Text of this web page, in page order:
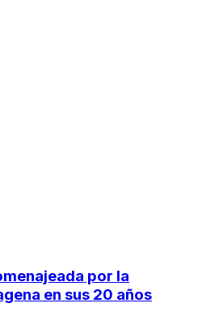
por la
en sus 20 años